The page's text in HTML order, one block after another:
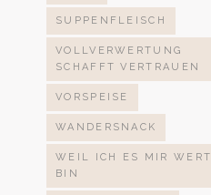
SUPPENFLEISCH
VOLLVERWERTUNG
SCHAFFT VERTRAUEN
VORSPEISE
WANDERSNACK
WEIL ICH ES MIR WERT
BIN